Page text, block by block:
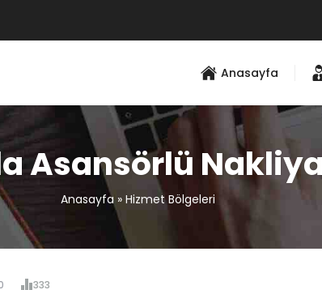
Anasayfa
Asansörlü
Anasayfa» Hizmet Bölgeleri
333